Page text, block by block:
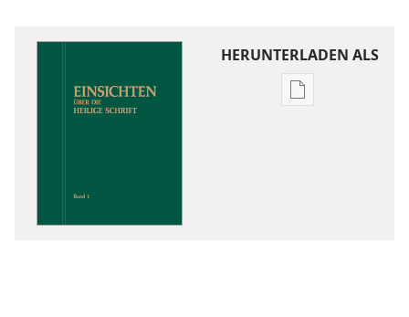
HERUNTERLADEN ALS